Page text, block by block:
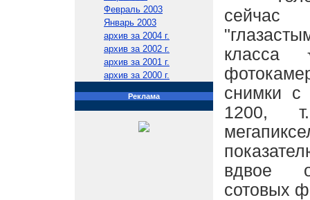
Февраль 2003
Январь 2003
архив за 2004 г.
архив за 2002 г.
архив за 2001 г.
архив за 2000 г.
Реклама
сейчас
класса
снимки с
1200,
вдвое
сотовых